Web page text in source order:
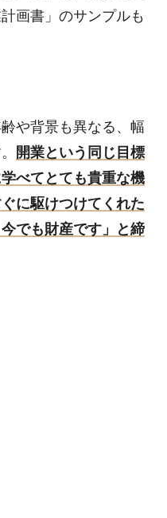
画書」のサンプルも
や背景も異なる、幅
開業という同じ目標
べてとても貴重な機
に駆けつけてくれた
でも財産です」と締